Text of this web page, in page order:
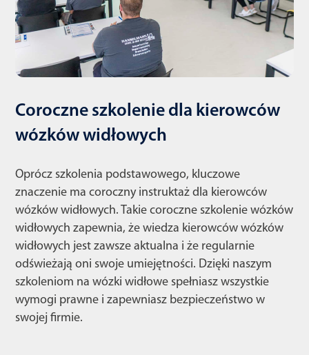
Coroczne szkolenie dla kierowców
wózków widłowych
Oprócz szkolenia podstawowego, kluczowe
znaczenie ma coroczny instruktaż dla kierowców
wózków widłowych. Takie coroczne szkolenie wózków
widłowych zapewnia, że wiedza kierowców wózków
widłowych jest zawsze aktualna i że regularnie
odświeżają oni swoje umiejętności. Dzięki naszym
szkoleniom na wózki widłowe spełniasz wszystkie
wymogi prawne i zapewniasz bezpieczeństwo w
swojej firmie.